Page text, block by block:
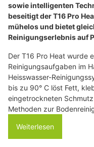
sowie intelligenten
beseitigt der T16 Pro
mühelos und bietet
Reinigungserlebnis auf
Der T16 Pro Heat wurde
Reinigungsaufgaben im
Heisswasser-
bis zu 90° C löst Fett,
eingetrockneten
Methoden zur
Weiterlesen